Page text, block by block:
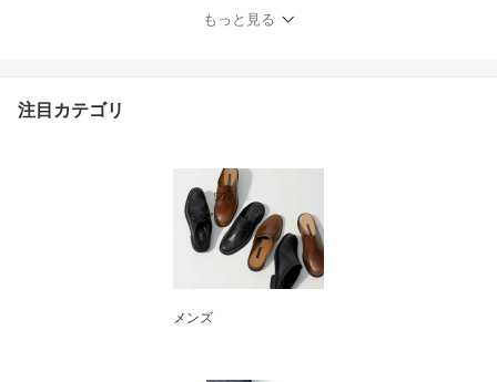
量 4色 ビジネス 通勤 き
れいめ 革靴 紳士靴 メン
もっと見る
注目カテゴリ
メンズ